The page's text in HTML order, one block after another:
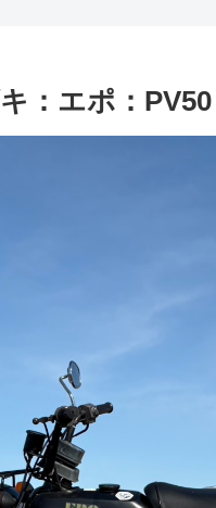
キ：エポ：